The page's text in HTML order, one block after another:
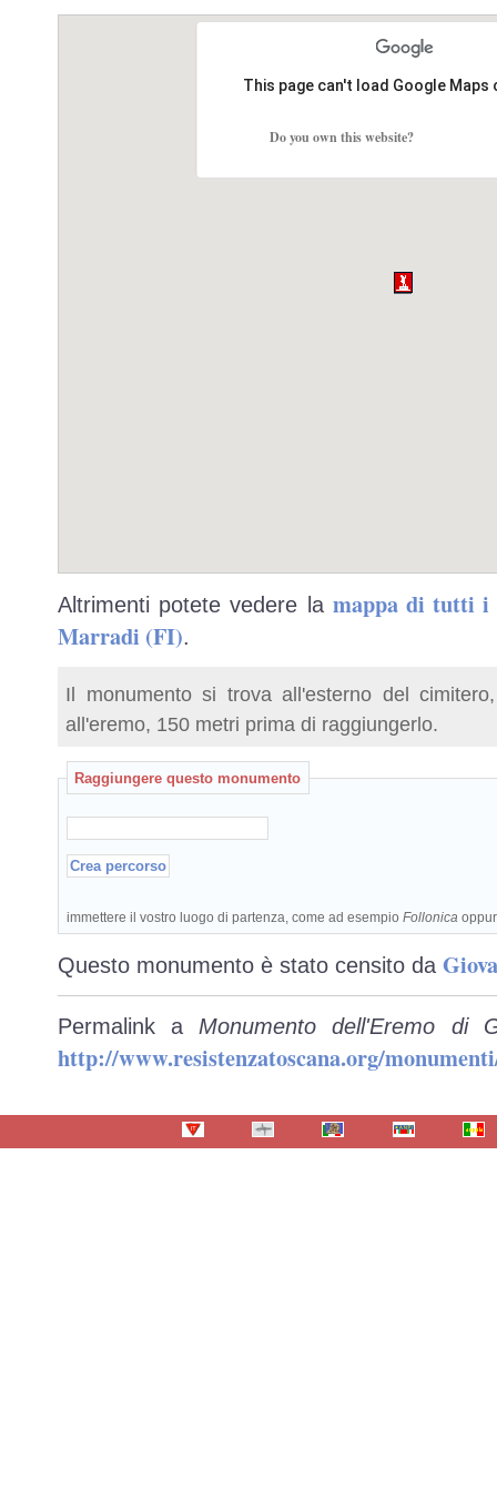
This page can't load Google
Do you own this website?
Altrimenti potete vedere la mappa di tutti i
Marradi (FI).
Il monumento si trova all'esterno del
all'eremo, 150 metri prima di raggiungerlo.
Raggiungere questo monumento
immettere il vostro luogo di partenza, come ad esempio Follonica
Questo monumento è stato censito da
Permalink a Monumento dell'Eremo di
http://www.resistenzatoscana.org/